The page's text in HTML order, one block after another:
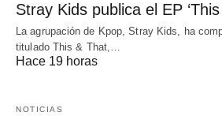
Stray Kids publica el EP ‘This
La agrupación de Kpop, Stray Kids, ha
titulado This & That,…
Hace 19 horas
NOTICIAS